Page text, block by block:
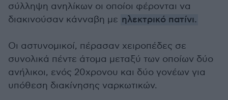
σύλληψη ανηλίκων οι οποίοι φέρονται να
διακινούσαν κάνναβη με ηλεκτρικό πατίνι.
Οι αστυνομικοί, πέρασαν χειροπέδες σε
συνολικά πέντε άτομα μεταξύ των οποίων δύο
ανήλικοι, ενός 20χρονου και δύο γονέων για
υπόθεση διακίνησης ναρκωτικών.